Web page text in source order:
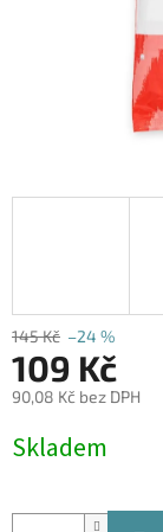
145 Kč –24 %
109 Kč
90,08 Kč bez DPH
cena:
Skladem